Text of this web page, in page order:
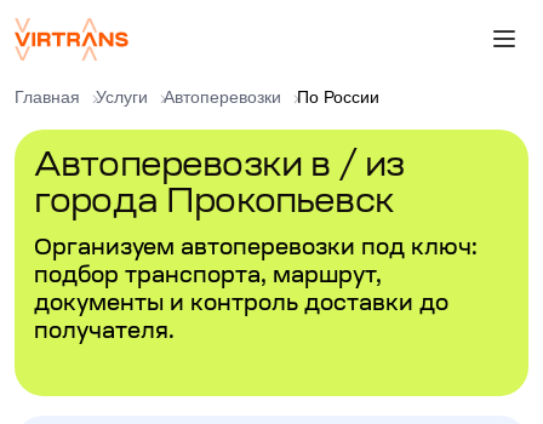
Главная Услуги Автоперевозки По России
Автоперевозки в / из
города Прокопьевск
Организуем автоперевозки под ключ:
подбор транспорта, маршрут,
документы и контроль доставки до
получателя.